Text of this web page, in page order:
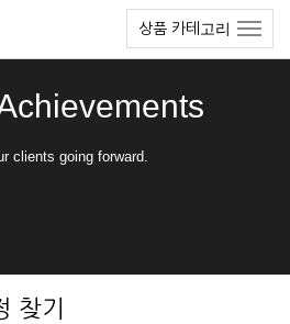
상품 카테고리
clients going forward.
찾기